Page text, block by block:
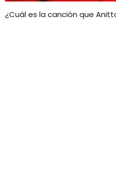
¿Cuál es la canción que